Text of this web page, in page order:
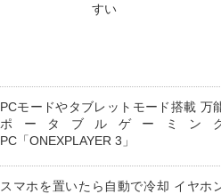
すい
PCモードやタブレットモード搭載 万
ポータブルゲーミン
PC「ONEXPLAYER 3」
スマホを置いたら自動で冷却 イヤホ